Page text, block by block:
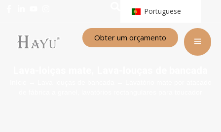
Portuguese
Obter um orçamento